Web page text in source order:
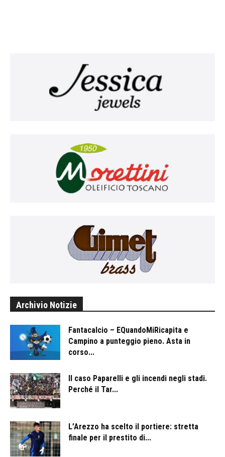
Archivio Notizie
Fantacalcio – EQuandoMiRicapita e
Campino a punteggio pieno. Asta in
corso...
ll caso Paparelli e gli incendi negli stadi.
Perché il Tar...
L’Arezzo ha scelto il portiere: stretta
finale per il prestito di...